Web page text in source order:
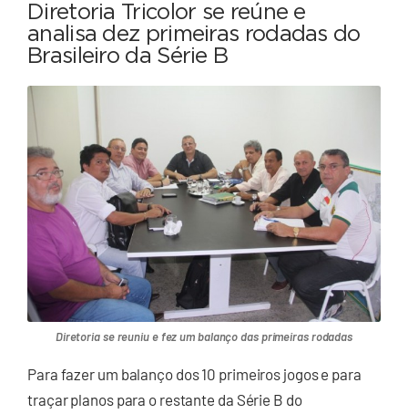
Diretoria Tricolor se reúne e
analisa dez primeiras rodadas do
Brasileiro da Série B
Diretoria se reuniu e fez um balanço das primeiras rodadas
Para fazer um balanço dos 10 primeiros jogos e para
traçar planos para o restante da Série B do